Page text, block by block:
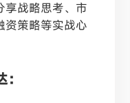
享战略思考、市
资策略等实战心